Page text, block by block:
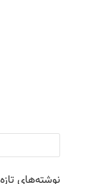
نوشته‌های تازه